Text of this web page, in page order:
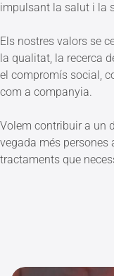
impulsant la salut i la
Els nostres valors se
la qualitat, la recerca
el compromís social,
com a companyia.
Volem contribuir a un
vegada més
tractaments que